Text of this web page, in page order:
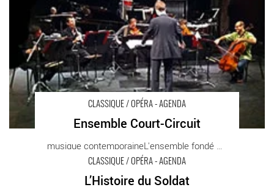
CLASSIQUE / OPÉRA - AGENDA
Ensemble Court-Circuit
CLASSIQUE / OPÉRA - AGENDA
L’Histoire du Soldat